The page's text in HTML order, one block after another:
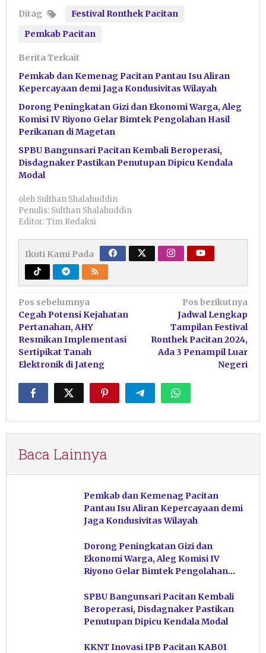
Ditag
Festival Ronthek Pacitan
Pemkab Pacitan
Berita Terkait
Pemkab dan Kemenag Pacitan Pantau Isu Aliran
Kepercayaan demi Jaga Kondusivitas Wilayah
Dorong Peningkatan Gizi dan Ekonomi Warga, Aleg
Komisi IV Riyono Gelar Bimtek Pengolahan Hasil
Perikanan di Magetan
SPBU Bangunsari Pacitan Kembali Beroperasi,
Disdagnaker Pastikan Penutupan Dipicu Kendala
Modal
oleh Sulthan Shalahuddin
Penulis: Sulthan Shalahuddin
Editor: Tim Redaksi
Ikuti Kami Pada
Navigasi
pos
Pos sebelumnya
Cegah Potensi Kejahatan
Pertanahan, AHY
Resmikan Implementasi
Sertipikat Tanah
Elektronik di Jateng
Pos berikutnya
Jadwal Lengkap
Tampilan Festival
Ronthek Pacitan 2024,
Ada 3 Penampil Luar
Negeri
Baca Lainnya
Pemkab dan Kemenag Pacitan
Pantau Isu Aliran Kepercayaan demi
Jaga Kondusivitas Wilayah
Dorong Peningkatan Gizi dan
Ekonomi Warga, Aleg Komisi IV
Riyono Gelar Bimtek Pengolahan
SPBU Bangunsari Pacitan Kembali
Beroperasi, Disdagnaker Pastikan
Penutupan Dipicu Kendala Modal
KKNT Inovasi IPB Pacitan KAB01